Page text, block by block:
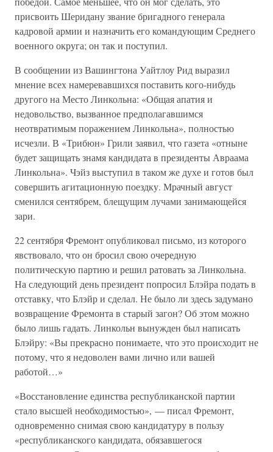
присвоить Шеридану звание бригадного генерала
кадровой армии и назначить его командующим Среднего
военного округа; он так и поступил.
В сообщении из Вашингтона Уайтлоу Рид выразил
мнение всех намеревавшихся поставить кого-нибудь
другого на Место Линкольна: «Общая апатия и
недовольство, вызванное предполагавшимся
неотвратимым поражением Линкольна», полностью
исчезли. В «Трибюн» Грили заявил, что газета «отныне
будет защищать знамя кандидата в президенты Авраама
Линкольна». Чэйз выступил в таком же духе и готов был
совершить агитационную поездку. Мрачный август
сменился сентябрем, блещущим лучами занимающейся
зари.
22 сентября Фремонт опубликовал письмо, из которого
явствовало, что он бросил свою очередную
политическую партию и решил ратовать за Линкольна.
На следующий день президент попросил Блэйра подать в
отставку, что Блэйр и сделал. Не было ли здесь задумано
возвращение Фремонта в старый загон? Об этом можно
было лишь гадать. Линкольн вынужден был написать
Блэйру: «Вы прекрасно понимаете, что это происходит не
потому, что я недоволен вами лично или вашей
работой…»
«Восстановление единства республиканской партии
стало высшей необходимостью», — писал Фремонт,
одновременно снимая свою кандидатуру в пользу
«республиканского кандидата, обязавшегося